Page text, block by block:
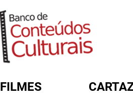
FILMES